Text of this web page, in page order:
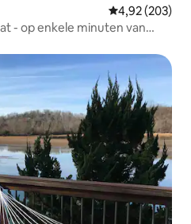
Gemiddelde
4,92 (203)
- op enkele minuten van